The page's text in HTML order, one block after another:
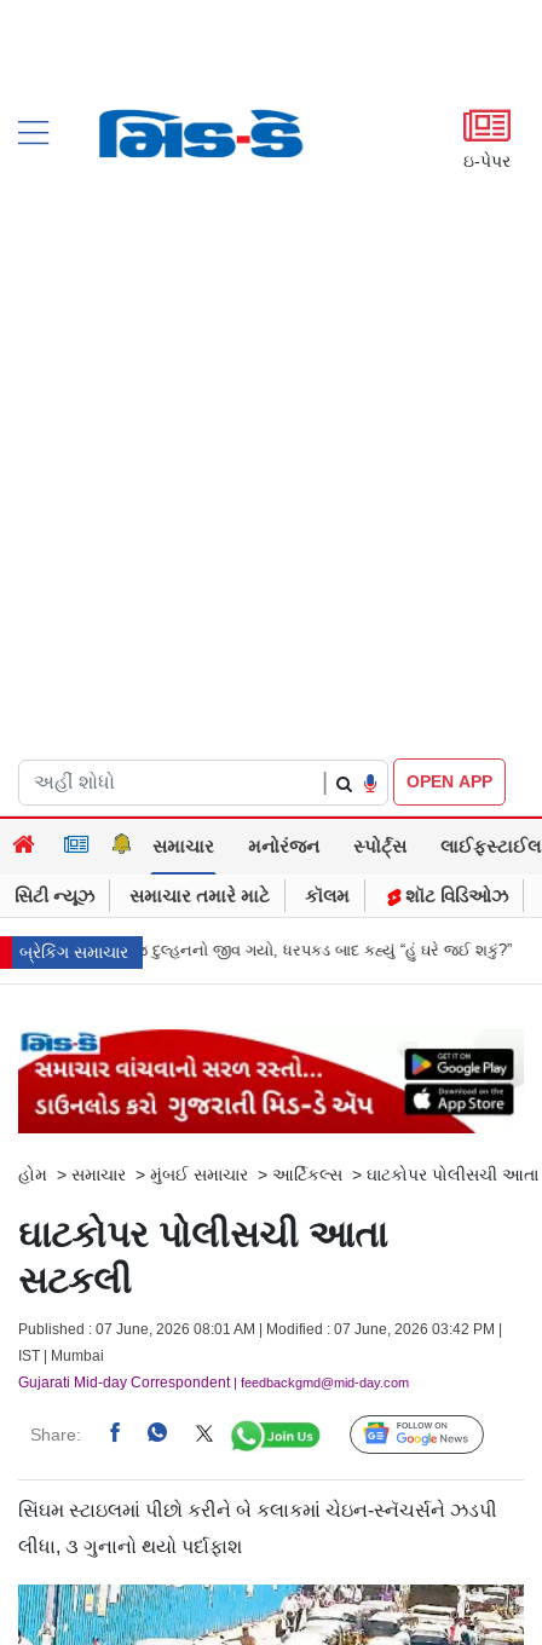
ઇ-પેપર
OPEN APP
સમાચાર મનોરંજન સ્પોર્ટ્સ લાઈફસ્ટાઈલ
સિટી ન્યૂઝ સમાચાર તમારે માટે કૉલમ શૉટ વિડિઓઝ
બ્રેકિંગ સમાચાર
ધરપકડ બાદ કહ્યું “હું ઘરે જઈ શકું?” ‘હું બાબા બાગેશ્વર નથી...’: IIT દિલ્હીમાં
હોમ > સમાચાર > મુંબઈ સમાચાર > આર્ટિકલ્સ > ઘાટકોપર પોલીસચી
ઘાટકોપર પોલીસચી આતા
સટકલી
Published : 07 June, 2026 08:01 AM | Modified : 07 June, 2026 03:42 PM |
IST | Mumbai
Gujarati Mid-day Correspondent| feedbackgmd@mid-day.com
Share: Follow Us
સિંઘમ સ્ટાઇલમાં પીછો કરીને બે કલાકમાં ચેઇન-સ્નૅચર્સને ઝડપી
લીધા, ૩ ગુનાનો થયો પર્દાફાશ